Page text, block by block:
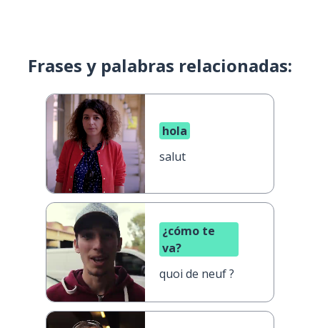
Frases y palabras relacionadas:
hola
salut
¿cómo te
va?
quoi de neuf ?